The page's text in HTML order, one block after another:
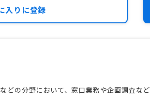
入りに登録
どの分野において、窓口業務や企画調査など